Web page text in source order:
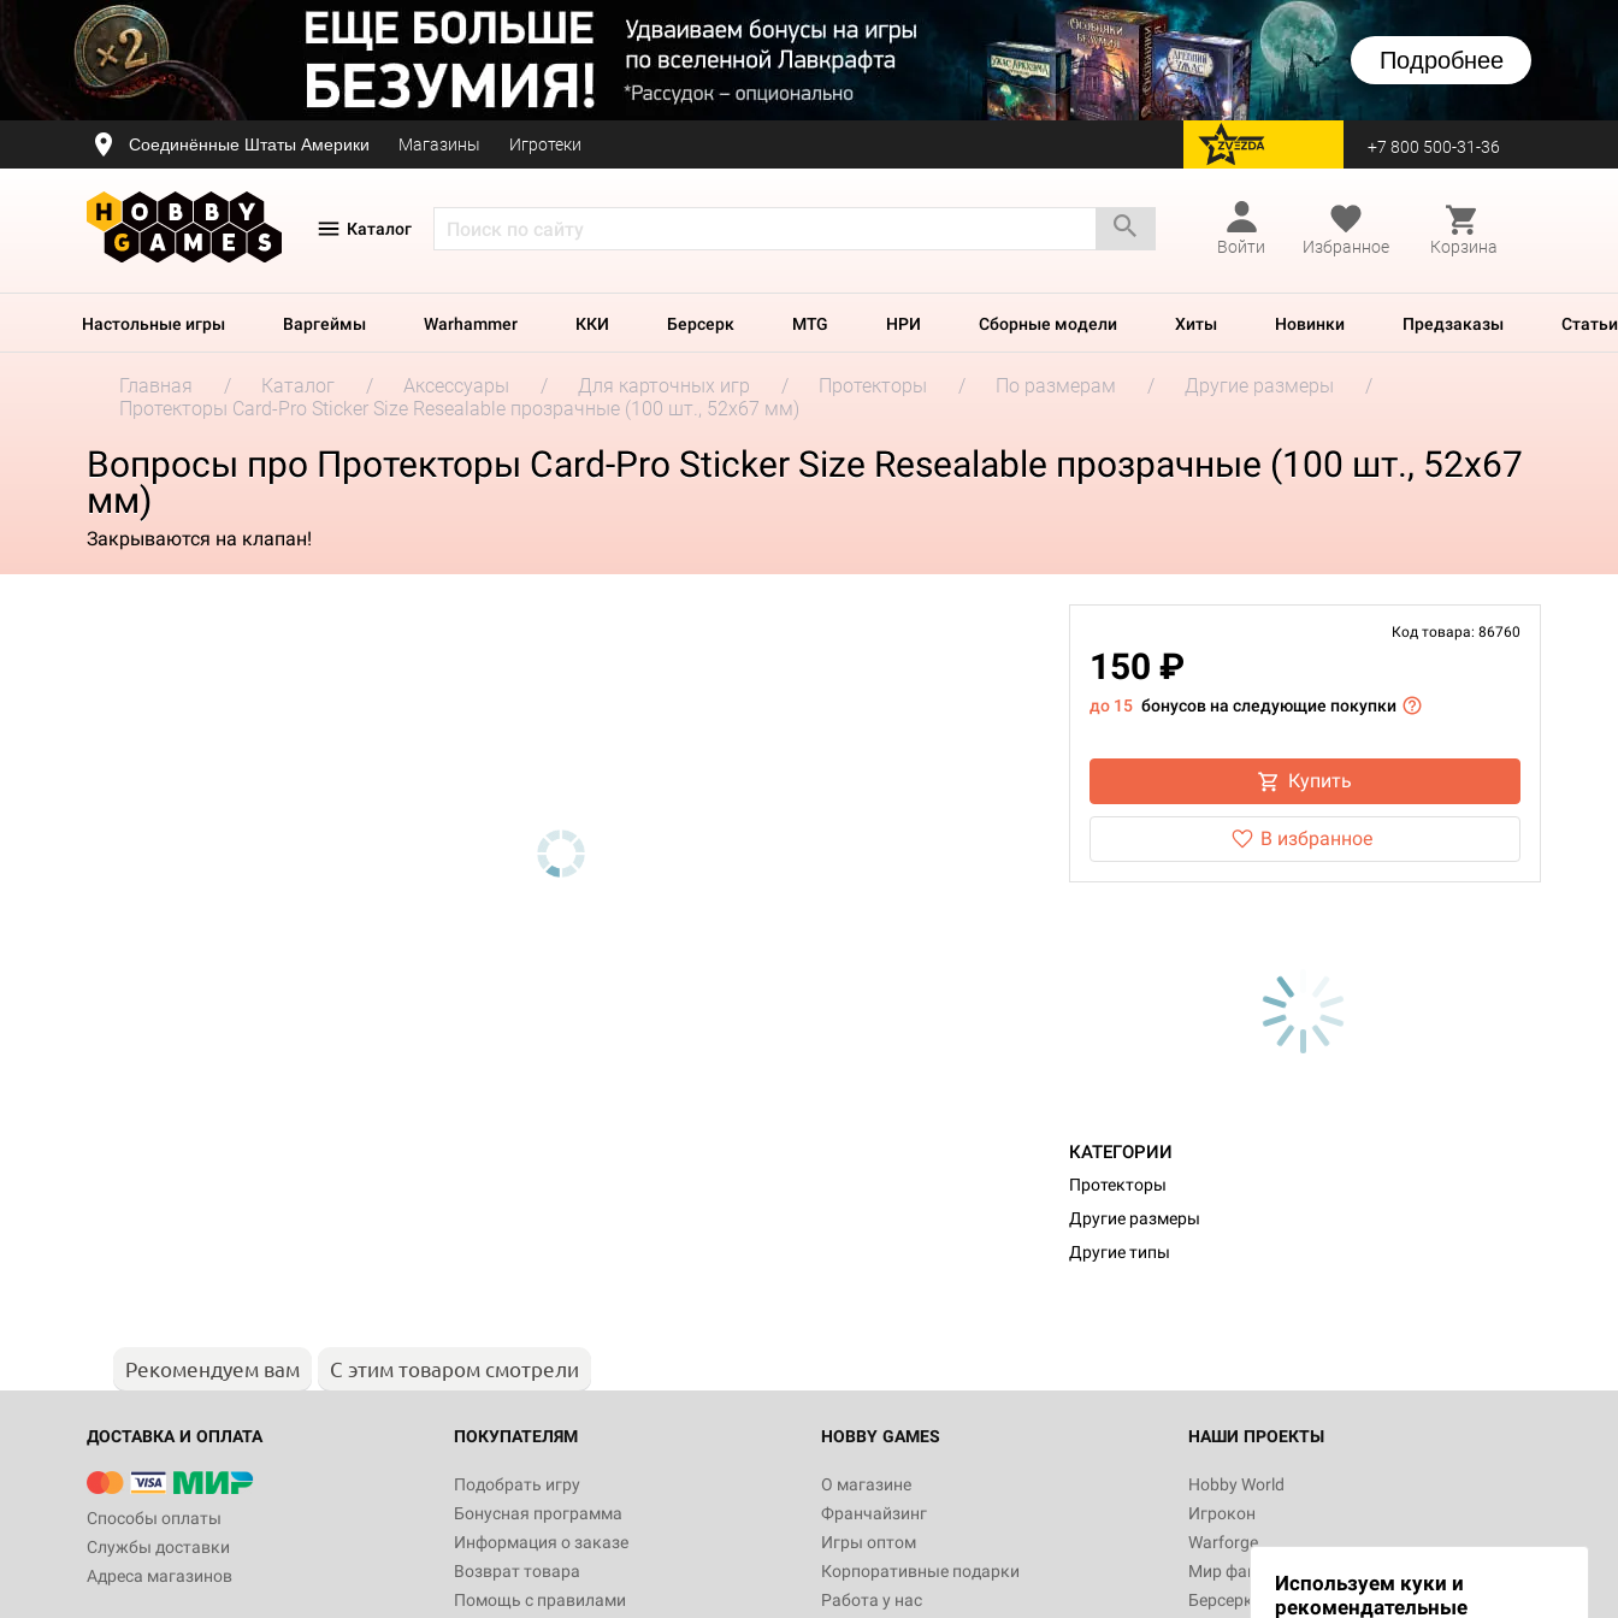
Подробнее
Соединённые Штаты Америки Магазины Игротеки перейти на Zvezda +7 800 500-31-36
Каталог
Войти
Избранное Корзина
Настольные игры Варгеймы Warhammer ККИ Берсерк MTG НРИ Сборные модели Хиты Новинки Предзаказы Статьи
Главная Каталог Аксессуары Для карточных игр Протекторы По размерам
Другие размеры
Протекторы Card-Pro Sticker Size Resealable прозрачные (100 шт., 52x67 мм)
Вопросы про Протекторы Card-Pro Sticker Size Resealable прозрачные (100 шт., 52x67
мм)
Закрываются на клапан!
Код товара: 86760
150 ₽
до 15 бонусов на следующие покупки
Купить
В избранное
КАТЕГОРИИ
Протекторы
Другие размеры
Другие типы
Рекомендуем вам С этим товаром смотрели
ДОСТАВКА И ОПЛАТА
Способы оплаты
Службы доставки
Адреса магазинов
ПОКУПАТЕЛЯМ
Подобрать игру
Бонусная программа
Информация о заказе
Возврат товара
Помощь с правилами
HOBBY GAMES
О магазине
Франчайзинг
Игры оптом
Корпоративные подарки
Работа у нас
НАШИ ПРОЕКТЫ
Hobby World
Игрокон
Warforge
Мир фантастики
Берсерк
Используем куки и
рекомендательные